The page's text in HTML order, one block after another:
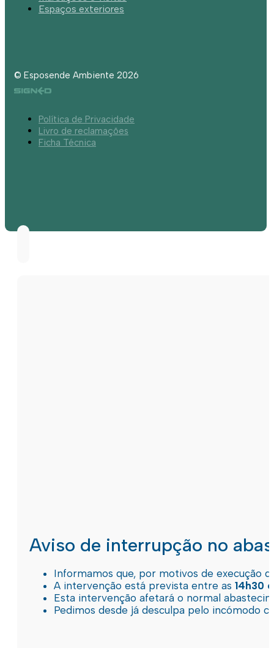
Espaços exteriores
© Esposende Ambiente 2026
Política de Privacidade
Livro de reclamações
Ficha Técnica
Aviso de interrupção no
Informamos que, por motivos de execução
A intervenção está prevista entre as 14h30
Esta intervenção afetará o normal
Pedimos desde já desculpa pelo incómodo